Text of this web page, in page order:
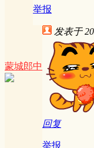
举报
蒙城郎中
发表于
回复
举报